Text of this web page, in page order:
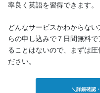
率良く英語を習得できます。
どんなサービスかわからな
らの申し込みで７日間無料
ることはないので、まずは
ださい。
＼詳細確認